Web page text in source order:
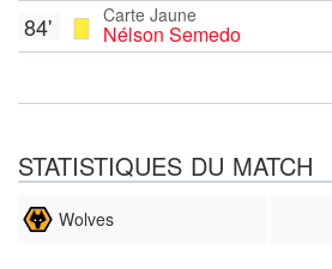
Carte Jaune
Nélson Semedo
84'
STATISTIQUES DU MATCH
Wolves